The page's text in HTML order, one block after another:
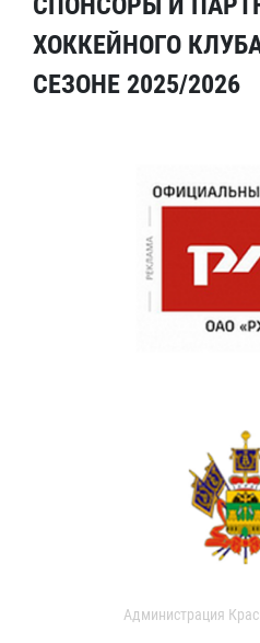
ХОККЕЙНОГО
СЕЗОНЕ 2025/2026
Администрация